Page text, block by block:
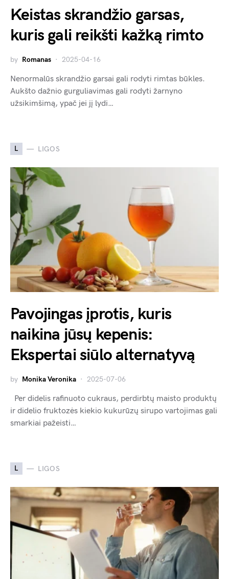
Keistas skrandžio garsas,
kuris gali reikšti kažką rimto
by Romanas 2025-04-16
Nenormalūs skrandžio garsai gali rodyti rimtas būkles.
Aukšto dažnio gurguliavimas gali rodyti žarnyno
užsikimšimą, ypač jei jį lydi…
L LIGOS
Pavojingas įprotis, kuris
naikina jūsų kepenis:
Ekspertai siūlo alternatyvą
by Monika Veronika 2025-07-06
Per didelis rafinuoto cukraus, perdirbtų maisto produktų
ir didelio fruktozės kiekio kukurūzų sirupo vartojimas gali
smarkiai pažeisti…
L LIGOS